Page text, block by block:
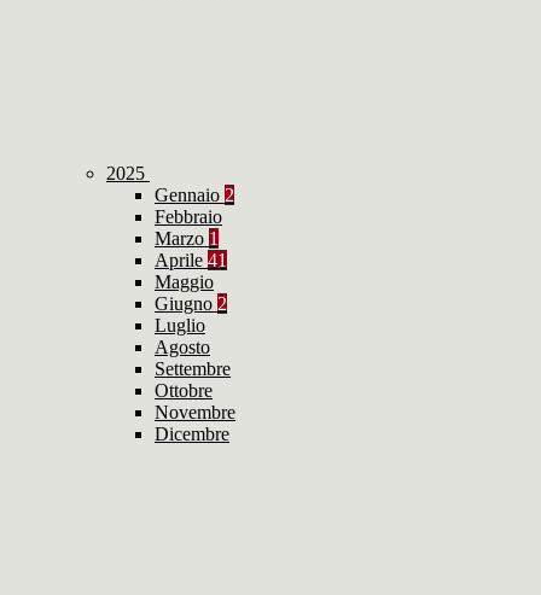
2025
Gennaio 2
Febbraio
Marzo 1
Aprile 41
Maggio
Giugno 2
Luglio
Agosto
Settembre
Ottobre
Novembre
Dicembre